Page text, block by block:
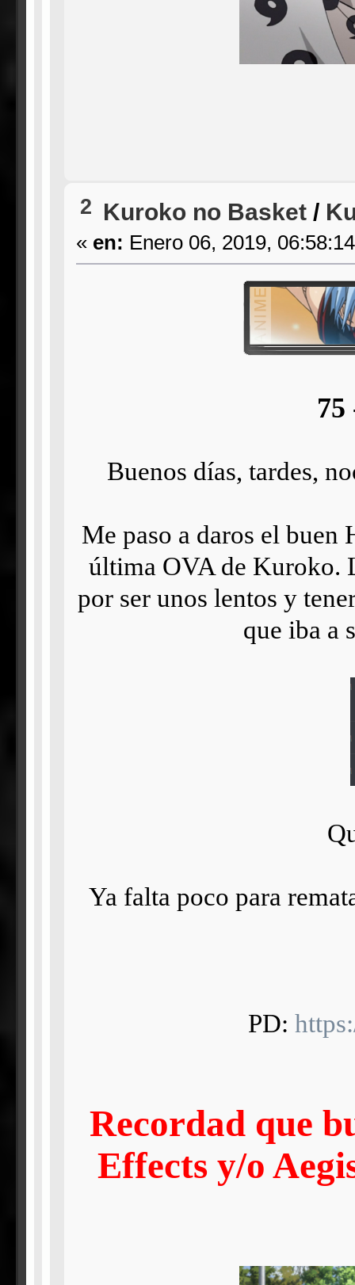
2 Kuroko no Basket/
« en: Enero 06, 2019,
Buenos días, tardes,
Me paso a daros el
última OVA de Kuroko.
por ser unos lentos y
que iba a
Ya falta poco para
PD:
Recordad que
Effects y/o